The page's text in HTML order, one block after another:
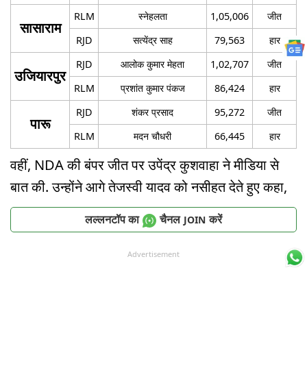
सासाराम
RLM स्नेहलता 1,05,006
जीत
RJD
सत्येंद्र साह 79,563 हार
उजियारपुर
RJD आलोक कुमार मेहता 1,02,707
जीत
RLM
प्रशांत कुमार पंकज 86,424 हार
पारू
RJD शंकर प्रसाद 95,272
जीत
RLM
मदन चौधरी 66,445 हार
वहीं, NDA की बंपर जीत पर उपेंद्र कुशवाहा ने मीडिया से
बात की. उन्होंने आगे तेजस्वी यादव को नसीहत देते हुए कहा,
लल्लनटॉप का चैनल JOIN करें
Advertisement